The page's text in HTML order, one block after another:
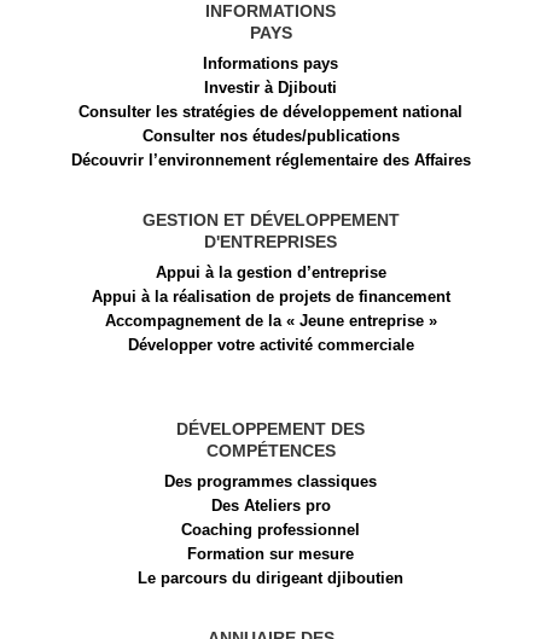
INFORMATIONS
PAYS
Informations pays
Investir à Djibouti
Consulter les stratégies de développement national
Consulter nos études/publications
Découvrir l’environnement réglementaire des Affaires
GESTION ET DÉVELOPPEMENT
D'ENTREPRISES
Appui à la gestion d’entreprise
Appui à la réalisation de projets de financement​
Accompagnement de la « Jeune entreprise »
Développer votre activité commerciale
DÉVELOPPEMENT DES
COMPÉTENCES
Des programmes classiques
Des Ateliers pro
Coaching professionnel
Formation sur mesure
Le parcours du dirigeant djiboutien